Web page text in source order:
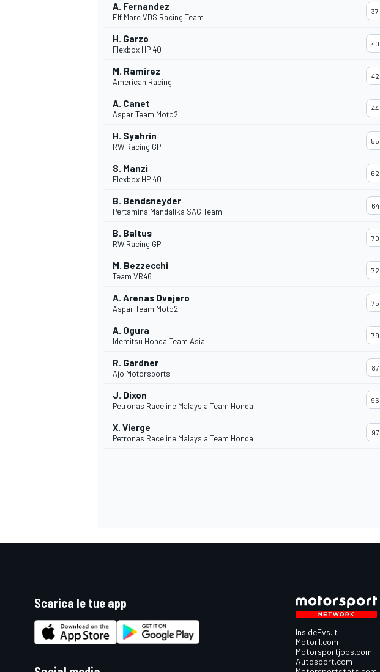
ENDURANCE/GT
MONOMARCA
A. Fernandez
Elf Marc VDS Racing Team
37
H. Garzo
Flexbox HP 40
40
M. Ramírez
American Racing
42
A. Canet
Aspar Team Moto2
44
H. Syahrin
RW Racing GP
55
S. Manzi
Flexbox HP 40
62
B. Bendsneyder
Pertamina Mandalika SAG Team
64
B. Baltus
RW Racing GP
70
M. Bezzecchi
Team VR46
72
A. Arenas Ovejero
Aspar Team Moto2
75
A. Ogura
Idemitsu Honda Team Asia
79
R. Gardner
Ajo Motorsports
87
J. Dixon
Petronas Raceline Malaysia Team Honda
96
X. Vierge
Petronas Raceline Malaysia Team Honda
97
Scarica le tue app
InsideEvs.it
Motor1.com
Motorsportjobs.com
Autosport.com